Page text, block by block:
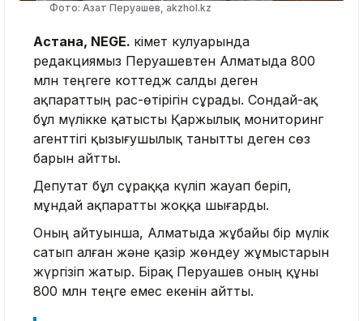
Фото: Азат Перуашев, akzhol.kz
Астана, NEGE. Үкімет кулуарында
редакциямыз Перуашевтен Алматыда 800
млн теңгеге коттедж салды деген
ақпараттың рас-өтірігін сұрады. Сондай-ақ
бұл мүлікке қатысты Қаржылық мониторинг
агенттігі қызығушылық танытты деген сөз
барын айтты.
Депутат бұл сұраққа күліп жауап беріп,
мұндай ақпаратты жоққа шығарды.
Оның айтуынша, Алматыда жұбайы бір мүлік
сатып алған және қазір жөндеу жұмыстарын
жүргізіп жатыр. Бірақ Перуашев оның құны
800 млн теңге емес екенін айтты.